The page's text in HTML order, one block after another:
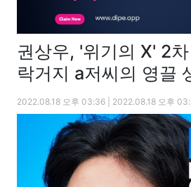
권상우, '위기의 X' 2
락거지 a저씨의 영끌
2022.08.18 오후 03:36 | 2022.08.18 오후